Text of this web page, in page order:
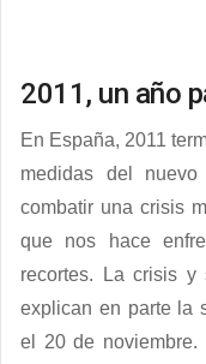
2011, un año
En España, 2011
medidas del
combatir una crisis
que nos hace
recortes. La crisis y
explican en parte la
el 20 de